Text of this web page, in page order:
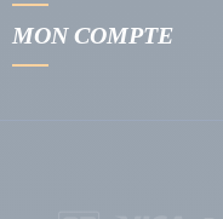
MON COMPTE